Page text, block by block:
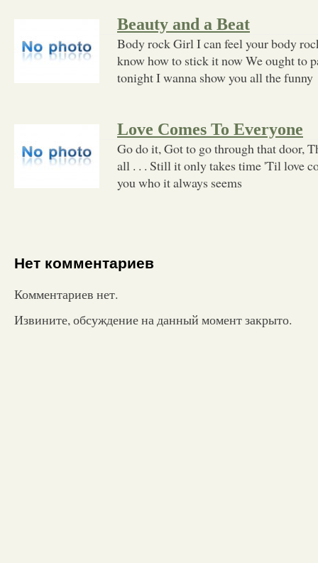
Beauty and a Beat
Body rock Girl I can feel your body
know how to stick it now We ought to
tonight I wanna show you all the funny
Love Comes To Everyone
Go do it, Got to go through that door,
all . . . Still it only takes time 'Til love
you who it always seems
Нет комментариев
Комментариев нет.
Извините, обсуждение на данный момент закрыто.